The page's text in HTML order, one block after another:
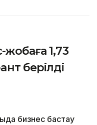
1,73
берілді
бизнес бастау